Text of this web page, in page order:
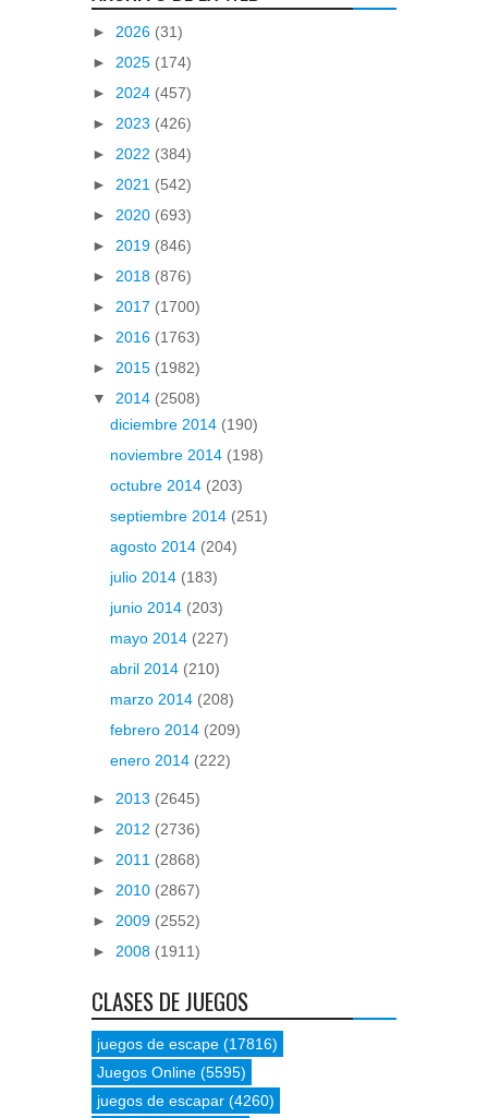
► 2026 (31)
► 2025 (174)
► 2024 (457)
► 2023 (426)
► 2022 (384)
► 2021 (542)
► 2020 (693)
► 2019 (846)
► 2018 (876)
► 2017 (1700)
► 2016 (1763)
► 2015 (1982)
▼ 2014 (2508)
diciembre 2014 (190)
noviembre 2014 (198)
octubre 2014 (203)
septiembre 2014 (251)
agosto 2014 (204)
julio 2014 (183)
junio 2014 (203)
mayo 2014 (227)
abril 2014 (210)
marzo 2014 (208)
febrero 2014 (209)
enero 2014 (222)
► 2013 (2645)
► 2012 (2736)
► 2011 (2868)
► 2010 (2867)
► 2009 (2552)
► 2008 (1911)
CLASES DE JUEGOS
juegos de escape (17816)
Juegos Online (5595)
juegos de escapar (4260)